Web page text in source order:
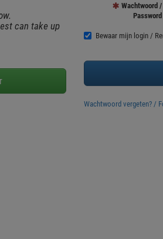
can take up
Wachtwoord /
Password
Bewaar mijn login /
Wachtwoord vergeten? /